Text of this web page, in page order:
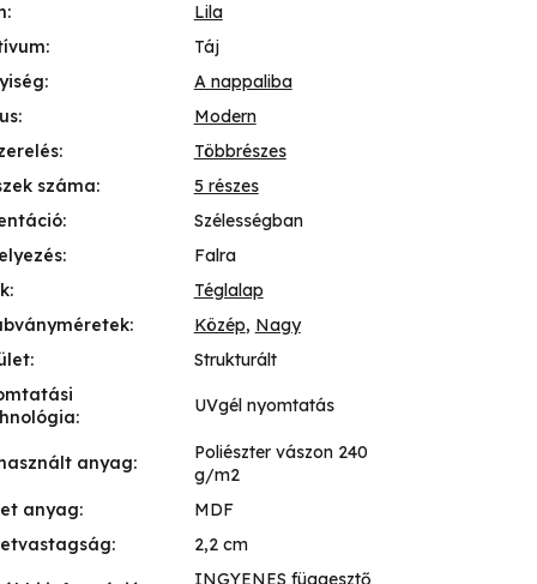
:
Lila
:
Táj
:
A nappaliba
:
Modern
:
Többrészes
száma:
5 részes
:
Szélességban
:
Falra
:
Téglalap
: Közép, Nagy
:
Strukturált
:
UVgél nyomtatás
anyag:
Poliészter vászon 240
g/m2
anyag:
MDF
: 2,2 cm
INGYENES függesztő